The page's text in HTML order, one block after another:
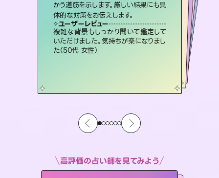
かう道筋を示します。厳しい結果にも具
体的な対策をお伝えします。
ユーザーレビュー
複雑な背景もしっかり聞いて鑑定して
いただけました。気持ちが楽になりまし
た（50代 女性）
寧に読み解き恋愛成就へと導きます。
ユーザーレビュー
鑑定していただいてアドバイス通りに行
動すると仲が復活してきました。ありが
とうございました（40代 女性）
選択できるようアドバイスします。
ユーザーレビュー
職場の人の性質や人間関係、本心など
本当によく視えていてびっくり。対策が
打てて前向きになれます（40代）
霊視×オラクルカードを使って「今」と「未来」そして「気になるあの人の気持ち」まで丁寧に読み解き、恋や人生のヒントを優しく引き出します。
ユーザーレビュー
不安な気持ちが嘘みたいに晴れまし
た…！よく視えていらっしゃるんだなと
感じました（40代 女性）
い未来をサポートします。
ユーザーレビュー
とても心温まる鑑定でした。しかもこち
らは何も言っていないのに視えていらっ
しゃるんだなと驚きです（30代女性）
紐解き、背中をそっと押して導きます。
ユーザーレビュー
安心感のあり、言い切ってくれる所や濁
さない鑑定のおかげで、毎回自分の気
持ちを整えられます（30代 男性）
高評価の占い師を見てみよう